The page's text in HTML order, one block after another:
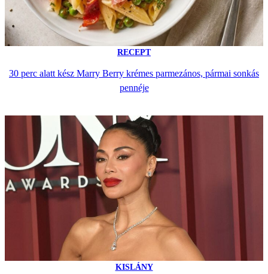
RECEPT
30 perc alatt kész Marry Berry krémes parmezános, pármai sonkás
pennéje
KISLÁNY